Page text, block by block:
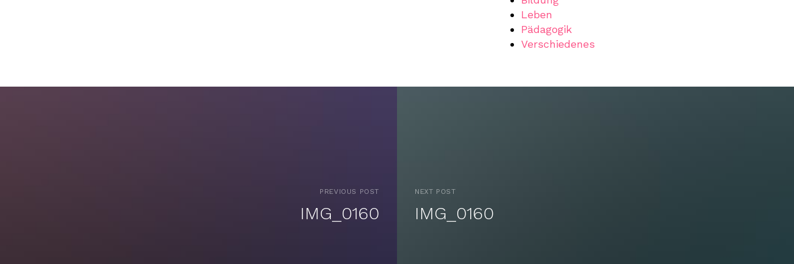
Leben
Pädagogik
Verschiedenes
PREVIOUS POST
IMG_0160
NEXT POST
IMG_0160